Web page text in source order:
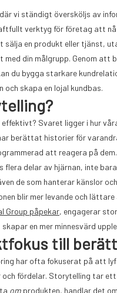
vi ständigt översköljs av
verktyg för företag att nå
sälja en produkt eller tjänst,
med din målgrupp. Genom att
du bygga starkare
och skapa en lojal kundbas.
Svaret ligger i hur
berättat historier för
att reagera på dem.
delar av hjärnan, inte
de som hanterar känslor och
blir mer levande och
Group påpekar, engagerar
en mer minnesvärd
till
har ofta fokuserat på att
och fördelar. Storytelling tar
om produkten, handlar det